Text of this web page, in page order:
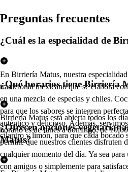
Preguntas frecuentes
¿Cuál es la especialidad de
En Birriería Matus, nuestra
tradicional mexicano que se elabora
en una mezcla de especias y chiles.
para que los sabores se integren
auténtico y delicioso. Además,
cilantro y limón, para que cada bocado
¿Qué horarios tiene Birriería
Birriería Matus está abierta todos los
horario es de lunes a domingo, de
permite que nuestros clientes disfruten
cualquier momento del día. Ya sea
con amigos o simplemente para
¿Ofrecen opciones
Matus?